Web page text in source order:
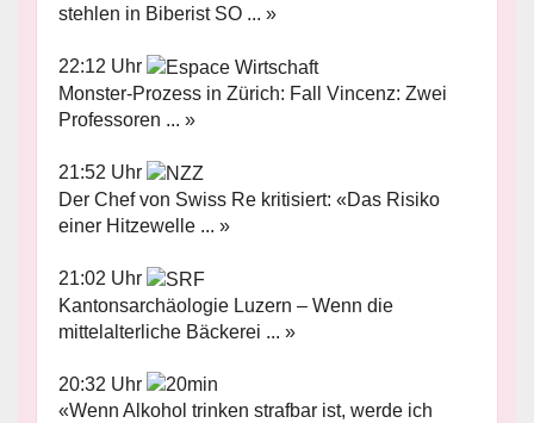
stehlen in Biberist SO ... »
22:12 Uhr
Monster-Prozess in Zürich: Fall Vincenz: Zwei
Professoren ... »
21:52 Uhr
Der Chef von Swiss Re kritisiert: «Das Risiko
einer Hitzewelle ... »
21:02 Uhr
Kantonsarchäologie Luzern – Wenn die
mittelalterliche Bäckerei ... »
20:32 Uhr
«Wenn Alkohol trinken strafbar ist, werde ich